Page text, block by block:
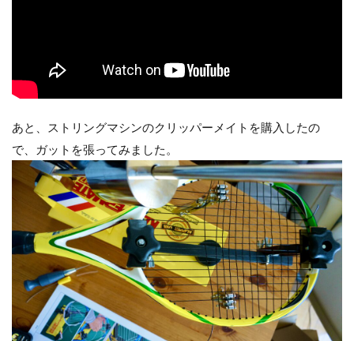
あと、ストリングマシンのクリッパーメイトを購入したの
で、ガットを張ってみました。